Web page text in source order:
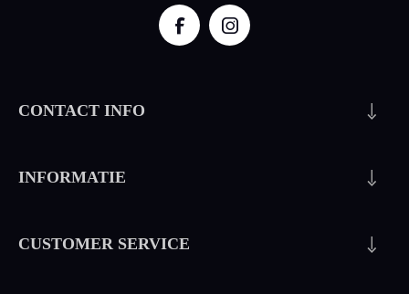
CONTACT INFO
INFORMATIE
CUSTOMER SERVICE